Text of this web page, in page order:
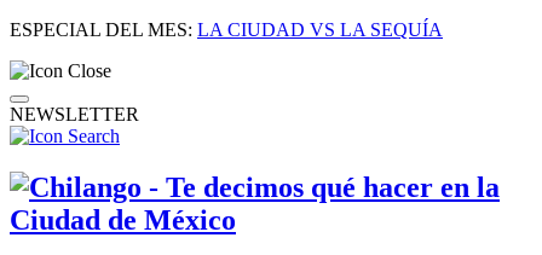
ESPECIAL DEL MES: LA CIUDAD VS LA SEQUÍA
NEWSLETTER